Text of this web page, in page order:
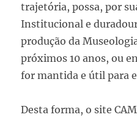
trajetória, possa, por
Institucional e
produção da
próximos 10 anos, ou
for mantida e útil para
Desta forma, o site